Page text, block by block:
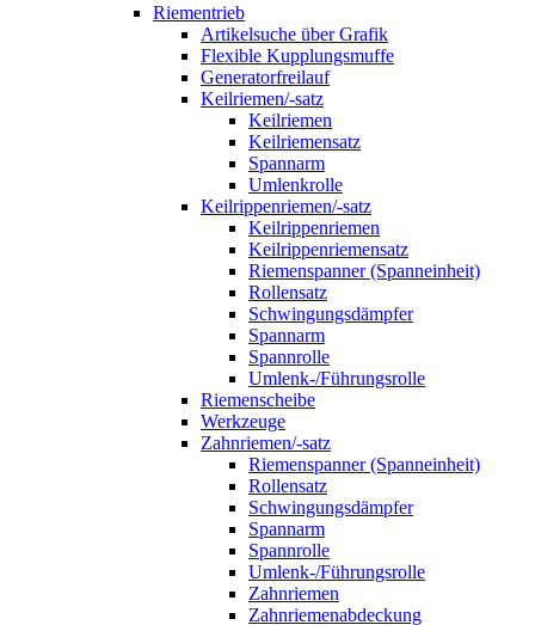
Riementrieb
Artikelsuche über Grafik
Flexible Kupplungsmuffe
Generatorfreilauf
Keilriemen/-satz
Keilriemen
Keilriemensatz
Spannarm
Umlenkrolle
Keilrippenriemen/-satz
Keilrippenriemen
Keilrippenriemensatz
Riemenspanner (Spanneinheit)
Rollensatz
Schwingungsdämpfer
Spannarm
Spannrolle
Umlenk-/Führungsrolle
Riemenscheibe
Werkzeuge
Zahnriemen/-satz
Riemenspanner (Spanneinheit)
Rollensatz
Schwingungsdämpfer
Spannarm
Spannrolle
Umlenk-/Führungsrolle
Zahnriemen
Zahnriemenabdeckung